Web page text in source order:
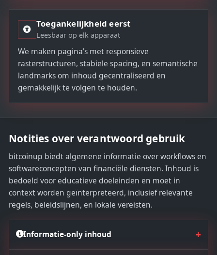
Toegankelijkheid eerst
Leesbaar op elk apparaat
We maken pagina's met responsieve
rasterstructuren, stabiele spacing, en semantische
landmarks om inhoud gecentraliseerd en
gemakkelijk te volgen te houden.
Notities over verantwoord gebruik
bitcoinup biedt algemene informatie over workflows en
softwareconcepten van financiële diensten. Inhoud is
bedoeld voor educatieve doeleinden en moet in
context worden geïnterpreteerd, inclusief relevante
regels, beleidslijnen, en lokale vereisten.
Informatie-only inhoud +